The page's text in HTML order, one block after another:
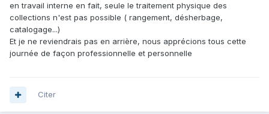
en travail interne en fait, seule le traitement physique des
collections n'est pas possible ( rangement, désherbage,
catalogage...)
Et je ne reviendrais pas en arrière, nous apprécions tous cette
journée de façon professionnelle et personnelle
Citer